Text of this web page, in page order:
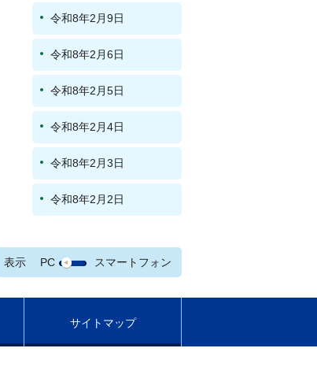
令和8年2月9日
令和8年2月6日
令和8年2月5日
令和8年2月4日
令和8年2月3日
令和8年2月2日
表示 PC スマートフォン
サイトマップ